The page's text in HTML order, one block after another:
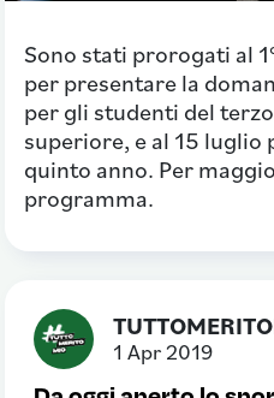
Sono stati prorogati al
per presentare la
per gli studenti del
superiore, e al 15 luglio
quinto anno. Per
programma.
1 Apr 2019